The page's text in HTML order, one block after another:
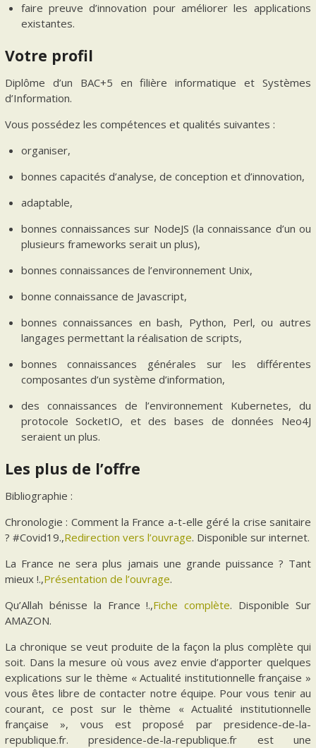
faire preuve d’innovation pour améliorer les applications
existantes.
Votre profil
Diplôme d’un BAC+5 en filière informatique et Systèmes
d’Information.
Vous possédez les compétences et qualités suivantes :
organiser,
bonnes capacités d’analyse, de conception et d’innovation,
adaptable,
bonnes connaissances sur NodeJS (la connaissance d’un ou
plusieurs frameworks serait un plus),
bonnes connaissances de l’environnement Unix,
bonne connaissance de Javascript,
bonnes connaissances en bash, Python, Perl, ou autres
langages permettant la réalisation de scripts,
bonnes connaissances générales sur les différentes
composantes d’un système d’information,
des connaissances de l’environnement Kubernetes, du
protocole SocketIO, et des bases de données Neo4J
seraient un plus.
Les plus de l’offre
Bibliographie :
Chronologie : Comment la France a-t-elle géré la crise sanitaire
? #Covid19.,Redirection vers l’ouvrage. Disponible sur internet.
La France ne sera plus jamais une grande puissance ? Tant
mieux !.,Présentation de l’ouvrage.
Qu’Allah bénisse la France !.,Fiche complète. Disponible Sur
AMAZON.
La chronique se veut produite de la façon la plus complète qui
soit. Dans la mesure où vous avez envie d’apporter quelques
explications sur le thème « Actualité institutionnelle française »
vous êtes libre de contacter notre équipe. Pour vous tenir au
courant, ce post sur le thème « Actualité institutionnelle
française », vous est proposé par presidence-de-la-
republique.fr. presidence-de-la-republique.fr est une